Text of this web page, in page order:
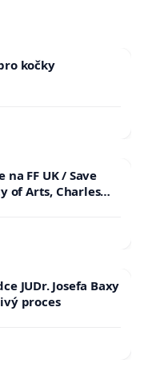
kočky
FF UK / Save
of Arts, Charles
JUDr. Josefa Baxy
proces